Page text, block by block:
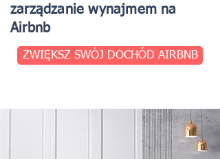
zarządzanie wynajmem na
Airbnb
ZWIĘKSZ SWÓJ DOCHÓD AIRBNB